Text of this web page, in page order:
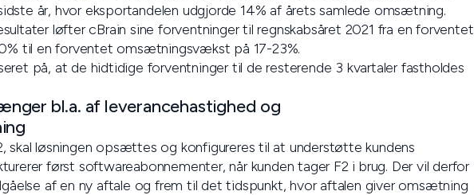
år, hvor eksportandelen udgjorde 14% af årets samlede omsætning.
løfter cBrain sine forventninger til regnskabsåret 2021 fra en forventet
til en forventet omsætningsvækst på 17-23%.
på, at de hidtidige forventninger til de resterende 3 kvartaler fastholdes
bl.a. af leverancehastighed og
skal løsningen opsættes og konfigureres til at understøtte kundens
først softwareabonnementer, når kunden tager F2 i brug. Der vil derfor
af en ny aftale og frem til det tidspunkt, hvor aftalen giver omsætning